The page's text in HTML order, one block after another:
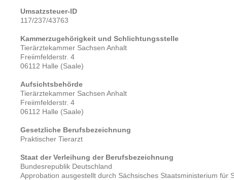
Umsatzsteuer-ID
117/237/43763
Kammerzugehörigkeit und Schlichtungsstelle
Tierärztekammer Sachsen Anhalt
Freiimfelderstr. 4
06112 Halle (Saale)
Aufsichtsbehörde
Tierärztekammer Sachsen Anhalt
Freiimfelderstr. 4
06112 Halle (Saale)
Gesetzliche Berufsbezeichnung
Praktischer Tierarzt
Staat der Verleihung der Berufsbezeichnung
Bundesrepublik Deutschland
Approbation ausgestellt durch Sächsisches Staatsministerium für